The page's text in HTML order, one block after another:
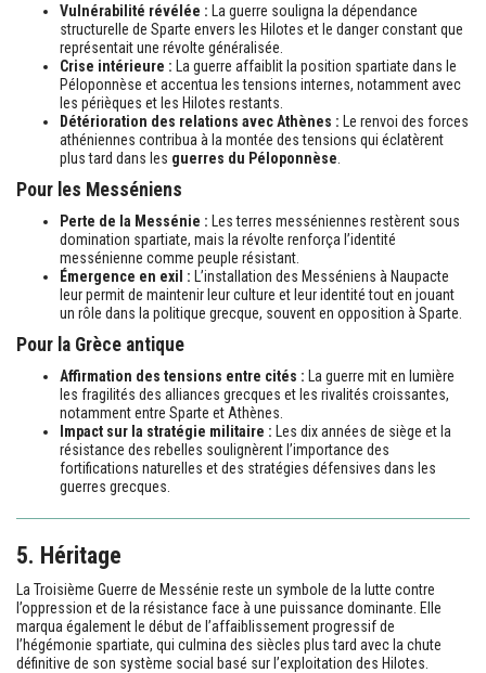
Vulnérabilité révélée : La guerre souligna la dépendance
structurelle de Sparte envers les Hilotes et le danger constant que
représentait une révolte généralisée.
Crise intérieure : La guerre affaiblit la position spartiate dans le
Péloponnèse et accentua les tensions internes, notamment avec
les périèques et les Hilotes restants.
Détérioration des relations avec Athènes : Le renvoi des forces
athéniennes contribua à la montée des tensions qui éclatèrent
plus tard dans les guerres du Péloponnèse
Pour les Messéniens
Perte de la Messénie : Les terres messéniennes restèrent sous
domination spartiate, mais la révolte renforça l’identité
messénienne comme peuple résistant.
Émergence en exil : L’installation des Messéniens à Naupacte
leur permit de maintenir leur culture et leur identité tout en jouant
un rôle dans la politique grecque, souvent en opposition à Sparte.
Pour la Grèce antique
Affirmation des tensions entre cités : La guerre mit en lumière
les fragilités des alliances grecques et les rivalités croissantes,
notamment entre Sparte et Athènes.
Impact sur la stratégie militaire : Les dix années de siège et la
résistance des rebelles soulignèrent l’importance des
fortifications naturelles et des stratégies défensives dans les
guerres grecques.
5. Héritage
La Troisième Guerre de Messénie reste un symbole de la lutte contre
l’oppression et de la résistance face à une puissance dominante. Elle
marqua également le début de l’affaiblissement progressif de
l’hégémonie spartiate, qui culmina des siècles plus tard avec la chute
définitive de son système social basé sur l’exploitation des Hilotes.